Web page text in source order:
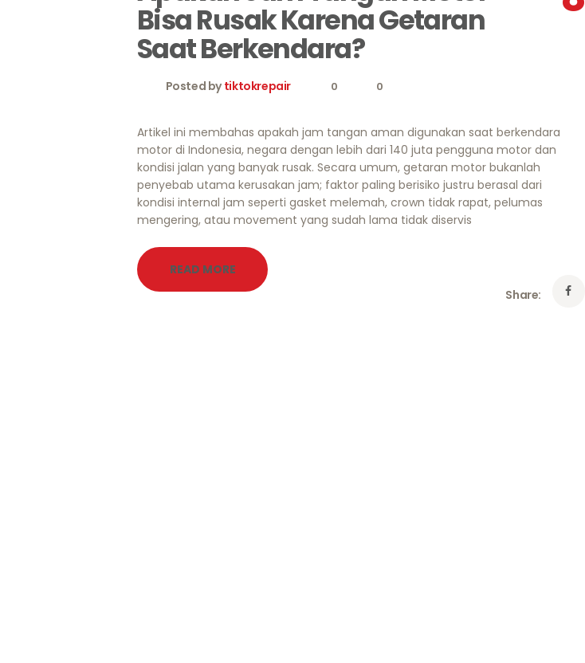
Bisa Rusak Karena Getaran
Saat Berkendara?
Posted bytiktokrepair 0 0
Artikel ini membahas apakah jam tangan aman digunakan saat berkendara
motor di Indonesia, negara dengan lebih dari 140 juta pengguna motor dan
kondisi jalan yang banyak rusak. Secara umum, getaran motor bukanlah
penyebab utama kerusakan jam; faktor paling berisiko justru berasal dari
kondisi internal jam seperti gasket melemah, crown tidak rapat, pelumas
mengering, atau movement yang sudah lama tidak diservis
Share:
READ MORE